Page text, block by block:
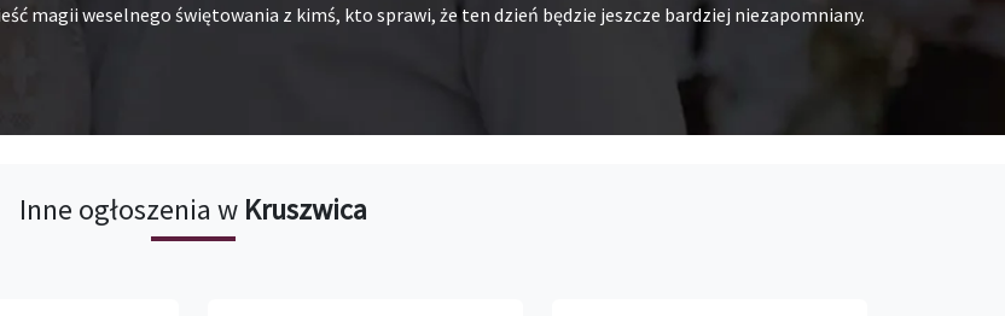
magii weselnego świętowania z kimś, kto sprawi, że ten dzień będzie jeszcze bardziej niezapomniany.
Inne ogłoszenia w Kruszwica